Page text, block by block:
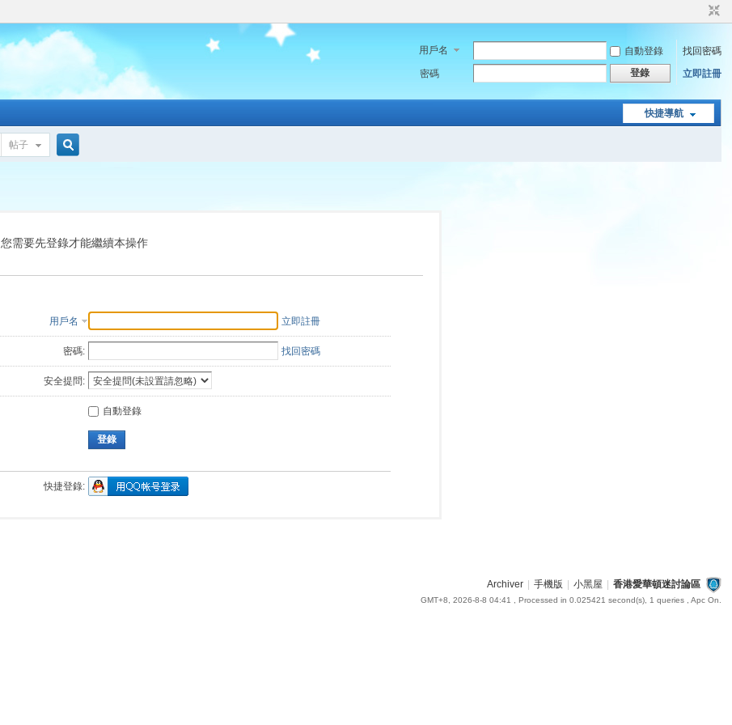
用戶名 自動登錄
找回密碼
密碼
登錄 立即註冊
快捷導航
帖子
索
您需要先登錄才能繼續本操作
用戶名 立即註冊
密碼: 找回密碼
安全提問:
自動登錄
登錄
快捷登錄:
Archiver 手機版 小黑屋 香港愛華頓迷討論區
GMT+8, 2026-8-8 04:41 , Processed in 0.025421 second(s), 1 queries , Apc On.